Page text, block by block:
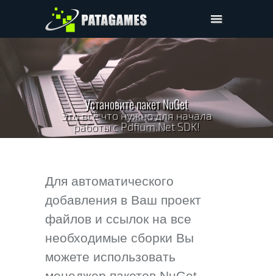
Pdfium.Net SDK
Поддержка
Компания
Цены
Скачать
Установите пакет NuGet
Это всё что нужно для начала
работы с Pdfium.Net SDK!
Для автоматического
добавления в Ваш проект
файлов и ссылок на все
необходимые сборки Вы
можете использовать